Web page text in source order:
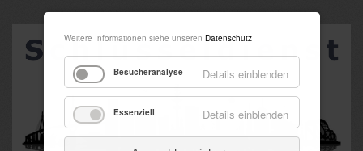
Weitere Informationen siehe unseren Datenschutz
Besucheranalyse Details einblenden
Essenziell Details einblenden